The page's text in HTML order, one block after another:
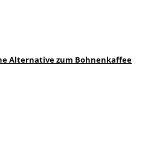
Alternative zum Bohnenkaffee